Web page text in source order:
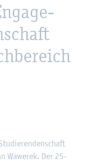
Wa­we­rek. Der 25-
Kiel